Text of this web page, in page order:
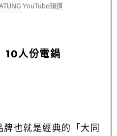
YouTube頻道
10人份電鍋
也就是經典的「大同